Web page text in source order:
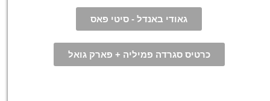
גאודי באנדל - סיטי פאס
כרטיס סגרדה פמיליה + פארק גואל